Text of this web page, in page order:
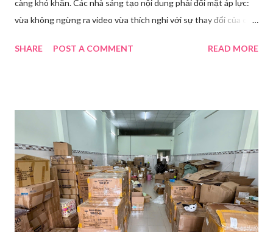
càng khó khăn. Các nhà sáng tạo nội dung phải đối mặt áp lực:
vừa không ngừng ra video vừa thích nghi với sự thay đổi của các
Huawei tại Hội nghị Di động Thế giới tại Thượng Hải năm 2021.
thay đồ. Chỉ trong vài phút, phòng khách được sắp xếp lại. Hai
đèn chiếu ngược sáng bật lên. Một chiếc điện thoại được gắn cố
định. Cả ba người vào vị trí. Wu đã chuẩn bị sẵn lời thoại và trao
đổi trước cách diễn đạt với ông và mẹ, thậm chí còn bàn xem
dùng từ nào trong phương ngữ Thượng Hải nghe tự nhiên nhất
trên camera. Ông cô nhăn mặt khi nghe giải thích về Thế vận
hội Mùa đông. “Người già như tụi ông không hiểu mấy cái này...
SHARE POST A COMMENT READ MORE